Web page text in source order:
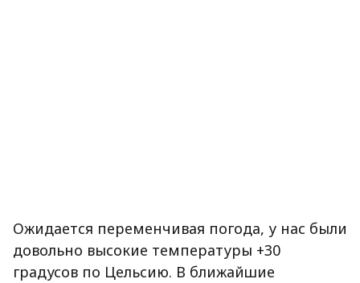
Ожидается переменчивая погода, у нас были
довольно высокие температуры +30
градусов по Цельсию. В ближайшие